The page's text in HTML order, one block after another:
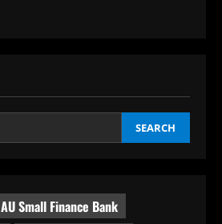
SEARCH
AU Small Finance Bank